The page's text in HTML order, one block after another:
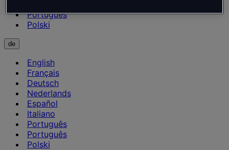
Português
Polski
de
English
Français
Deutsch
Nederlands
Español
Italiano
Português
Português
Polski